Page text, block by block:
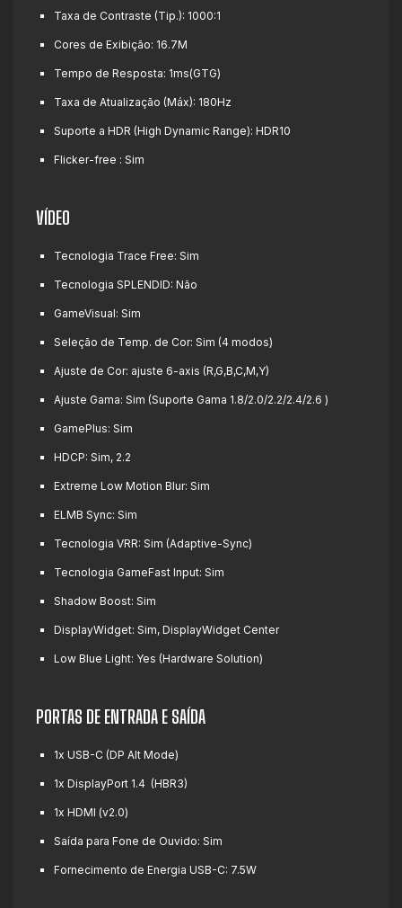
Taxa de Contraste (Tip.): 1000:1
Cores de Exibição: 16.7M
Tempo de Resposta: 1ms(GTG)
Taxa de Atualização (Máx): 180Hz
Suporte a HDR (High Dynamic Range): HDR10
Flicker-free : Sim
VÍDEO
Tecnologia Trace Free: Sim
Tecnologia SPLENDID: Não
GameVisual: Sim
Seleção de Temp. de Cor: Sim (4 modos)
Ajuste de Cor: ajuste 6-axis (R,G,B,C,M,Y)
Ajuste Gama: Sim (Suporte Gama 1.8/2.0/2.2/2.4/2.6 )
GamePlus: Sim
HDCP: Sim, 2.2
Extreme Low Motion Blur: Sim
ELMB Sync: Sim
Tecnologia VRR: Sim (Adaptive-Sync)
Tecnologia GameFast Input: Sim
Shadow Boost: Sim
DisplayWidget: Sim, DisplayWidget Center
Low Blue Light: Yes (Hardware Solution)
PORTAS DE ENTRADA E SAÍDA
1x USB-C (DP Alt Mode)
1x DisplayPort 1.4 (HBR3)
1x HDMI (v2.0)
Saída para Fone de Ouvido: Sim
Fornecimento de Energia USB-C: 7.5W